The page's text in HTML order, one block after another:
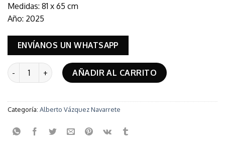
Medidas: 81 x 65 cm
Año: 2025
ENVÍANOS UN WHATSAPP
Paseo del Chorro SMA cantidad
AÑADIR AL CARRITO
Categoría: Alberto Vázquez Navarrete